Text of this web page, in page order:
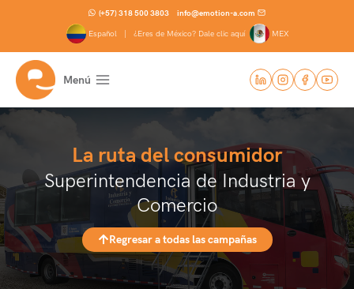
(+57) 318 500 3803 info@emotion-a.com
Español | ¿Eres de México? Dale clic aquí MEX
Menú
La ruta del consumidor
Superintendencia de Industria y
Comercio
Regresar a todas las campañas